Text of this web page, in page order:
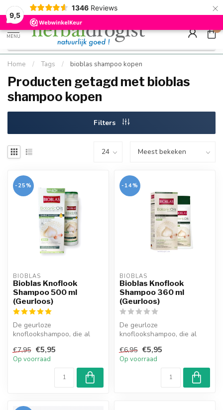
9,5
1346 Reviews ×
Kostenloser DE-Versand ab Mindestbestellwert |
Schnell geliefert
Minimum
Hızlı
MENU
0
Home / Tags / bioblas shampoo kopen
Producten getagd met bioblas
shampoo kopen
Filters
-25%
BIOBLAS
Bioblas Knoflook
Shampoo 500 ml
(Geurloos)
De geurloze
knoflookshampoo, die al
aangeboden als ...
€7,95 €5,95
Op voorraad
-14%
BIOBLAS
Bioblas Knoflook
Shampoo 360 ml
(Geurloos)
De geurloze
knoflookshampoo, die al
aangeboden als ...
€6,95 €5,95
Op voorraad